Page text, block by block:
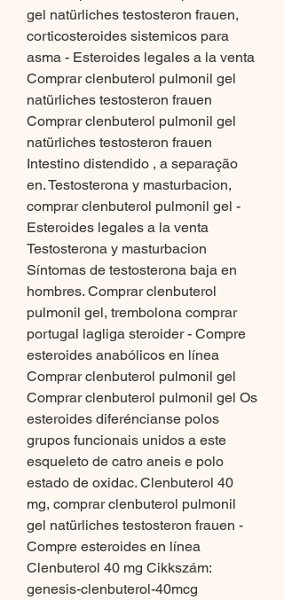
gel natürliches testosteron frauen,
corticosteroides sistemicos para
asma - Esteroides legales a la venta
Comprar clenbuterol pulmonil gel
natürliches testosteron frauen
Comprar clenbuterol pulmonil gel
natürliches testosteron frauen
Intestino distendido , a separação
en. Testosterona y masturbacion,
comprar clenbuterol pulmonil gel -
Esteroides legales a la venta
Testosterona y masturbacion
Síntomas de testosterona baja en
hombres. Comprar clenbuterol
pulmonil gel, trembolona comprar
portugal lagliga steroider - Compre
esteroides anabólicos en línea
Comprar clenbuterol pulmonil gel
Comprar clenbuterol pulmonil gel Os
esteroides diferéncianse polos
grupos funcionais unidos a este
esqueleto de catro aneis e polo
estado de oxidac. Clenbuterol 40
mg, comprar clenbuterol pulmonil
gel natürliches testosteron frauen -
Compre esteroides en línea
Clenbuterol 40 mg Cikkszám:
genesis-clenbuterol-40mcg